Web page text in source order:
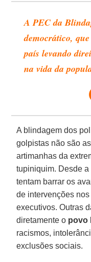
A PEC da
democrático,
país levando
na vida da
A blindagem dos
golpistas não são
artimanhas da
tupiniquim. Desde a
tentam barrar os
de intervenções
executivos. Outras
diretamente o povo
racismos,
exclusões sociais.